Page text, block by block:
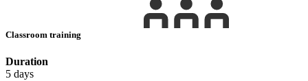
Classroom training
Duration
5 days